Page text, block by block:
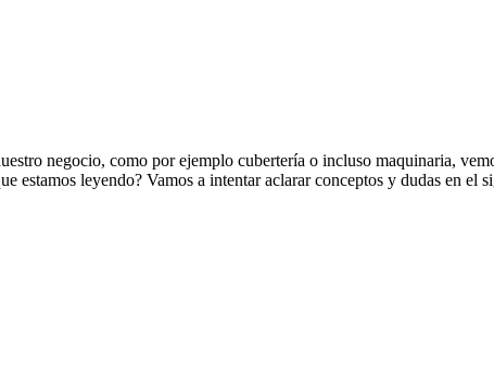
negocio, como por ejemplo cubertería o incluso maquinaria,
estamos leyendo? Vamos a intentar aclarar conceptos y dudas en